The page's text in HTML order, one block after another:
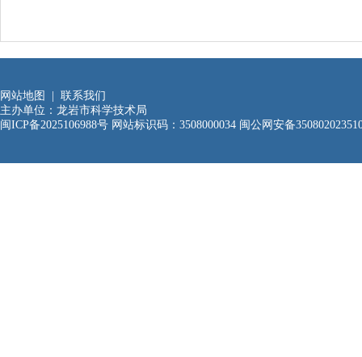
网站地图
联系我们
主办单位：龙岩市科学技术局
闽ICP备2025106988号 网站标识码：3508000034 闽公网安备